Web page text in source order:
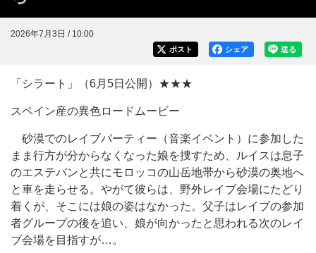
2026年7月3日 / 10:00
送る
シェア
ポスト
「シラート」（6月5日公開）★★★
スペイン産の異色ロードムービー
砂漠でのレイブパーティー（音楽イベント）に参加した
まま行方が分からなくなった娘を捜すため、ルイスは息子
のエステバンと共にモロッコの山岳地帯から砂漠の奥地へ
と車を走らせる。やがて彼らは、野外レイブ会場にたどり
着くが、そこには娘の姿はなかった。父子はレイブの参加
者グループの後を追い、娘が向かったと思われる次のレイ
ブ会場を目指すが…。